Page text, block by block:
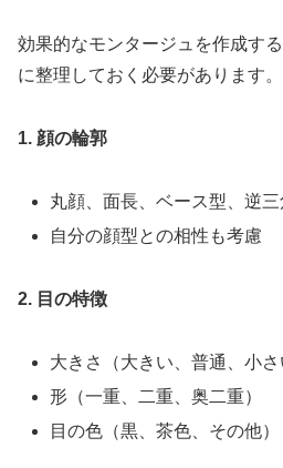
効果的なモンタージュを作成す
に整理しておく必要があります。
1. 顔の輪郭
丸顔、面長、ベース型、逆
自分の顔型との相性も考慮
2. 目の特徴
大きさ（大きい、普通、小さ
形（一重、二重、奥二重）
目の色（黒、茶色、その他）